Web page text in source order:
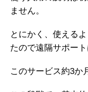
ません。
とにかく、使える
たので遠隔サポート
このサービス約3か